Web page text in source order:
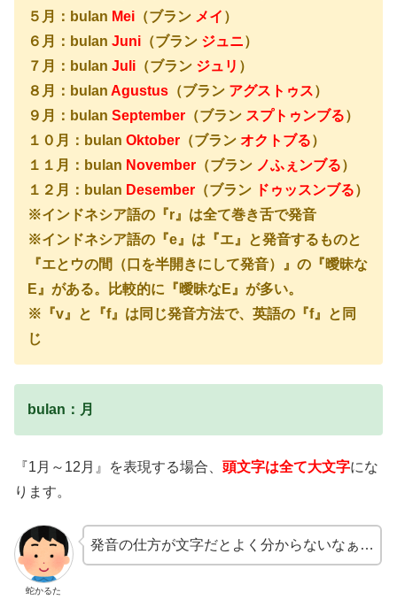
５月：bulan Mei （ブラン メイ ）
６月：bulan Juni （ブラン ジュニ）
７月：bulan Juli （ブラン ジュリ ）
８月：bulan Agustus （ブラン アグストゥス）
９月：bulan September （ブラン スプトゥンブる）
１０月：bulan Oktober （ブラン オクトブる）
１１月：bulan November （ブラン ノふぇンブる）
１２月：bulan Desember （ブラン ドゥッスンブる）
※インドネシア語の『r』は全て巻き舌で発音
※インドネシア語の『e』は『エ』と発音するものと
『エとウの間（口を半開きにして発音）』の『曖昧な
E』がある。比較的に『曖昧なE』が多い。
※『v』と『f』は同じ発音方法で、英語の『f』と同
じ
bulan：月
『1月～12月』を表現する場合、 頭文字は全て大文字にな
ります。
蛇かるた
発音の仕方が文字だとよく分からないなぁ…